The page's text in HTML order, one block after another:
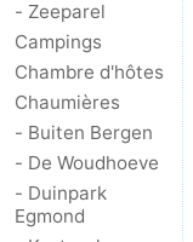
- Zeeparel
Campings
Chambre d'hôtes
Chaumières
- Buiten Bergen
- De Woudhoeve
- Duinpark
Egmond